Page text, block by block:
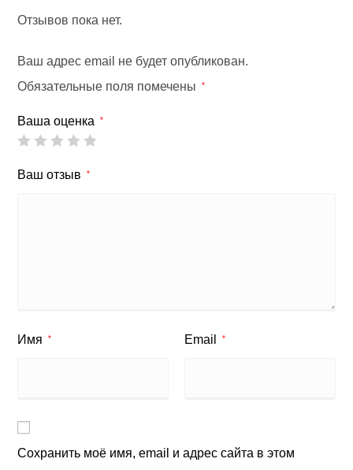
Отзывов пока нет.
Ваш адрес email не будет опубликован.
Обязательные поля помечены
*
Ваша оценка *
Ваш отзыв *
Имя * Email *
Сохранить моё имя, email и адрес сайта в этом